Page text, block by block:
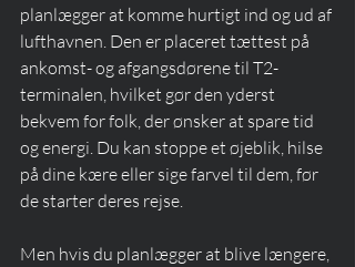
planlægger at komme hurtigt ind og ud af
lufthavnen. Den er placeret tættest på
ankomst- og afgangsdørene til T2-
terminalen, hvilket gør den yderst
bekvem for folk, der ønsker at spare tid
og energi. Du kan stoppe et øjeblik, hilse
på dine kære eller sige farvel til dem, før
de starter deres rejse.
Men hvis du planlægger at blive længere,